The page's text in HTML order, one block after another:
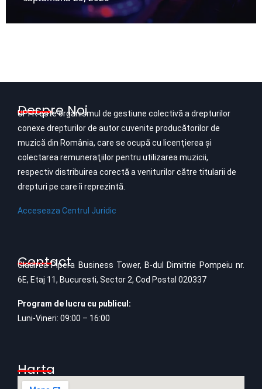
Despre Noi
UPFR este organismul de gestiune colectivă a drepturilor
conexe drepturilor de autor cuvenite producătorilor de
muzică din România, care se ocupă cu licenţierea şi
colectarea remuneraţiilor pentru utilizarea muzicii,
respectiv distribuirea corectă a veniturilor către titularii de
drepturi pe care îi reprezintă.
Acceseaza Centrul Juridic
Contact
Cladirea Pipera Business Tower, B-dul Dimitrie Pompeiu nr.
6E, Etaj 11, Bucuresti, Sector 2, Cod Postal 020337
Program de lucru cu publicul:
Luni-Vineri: 09:00 – 16:00
Harta